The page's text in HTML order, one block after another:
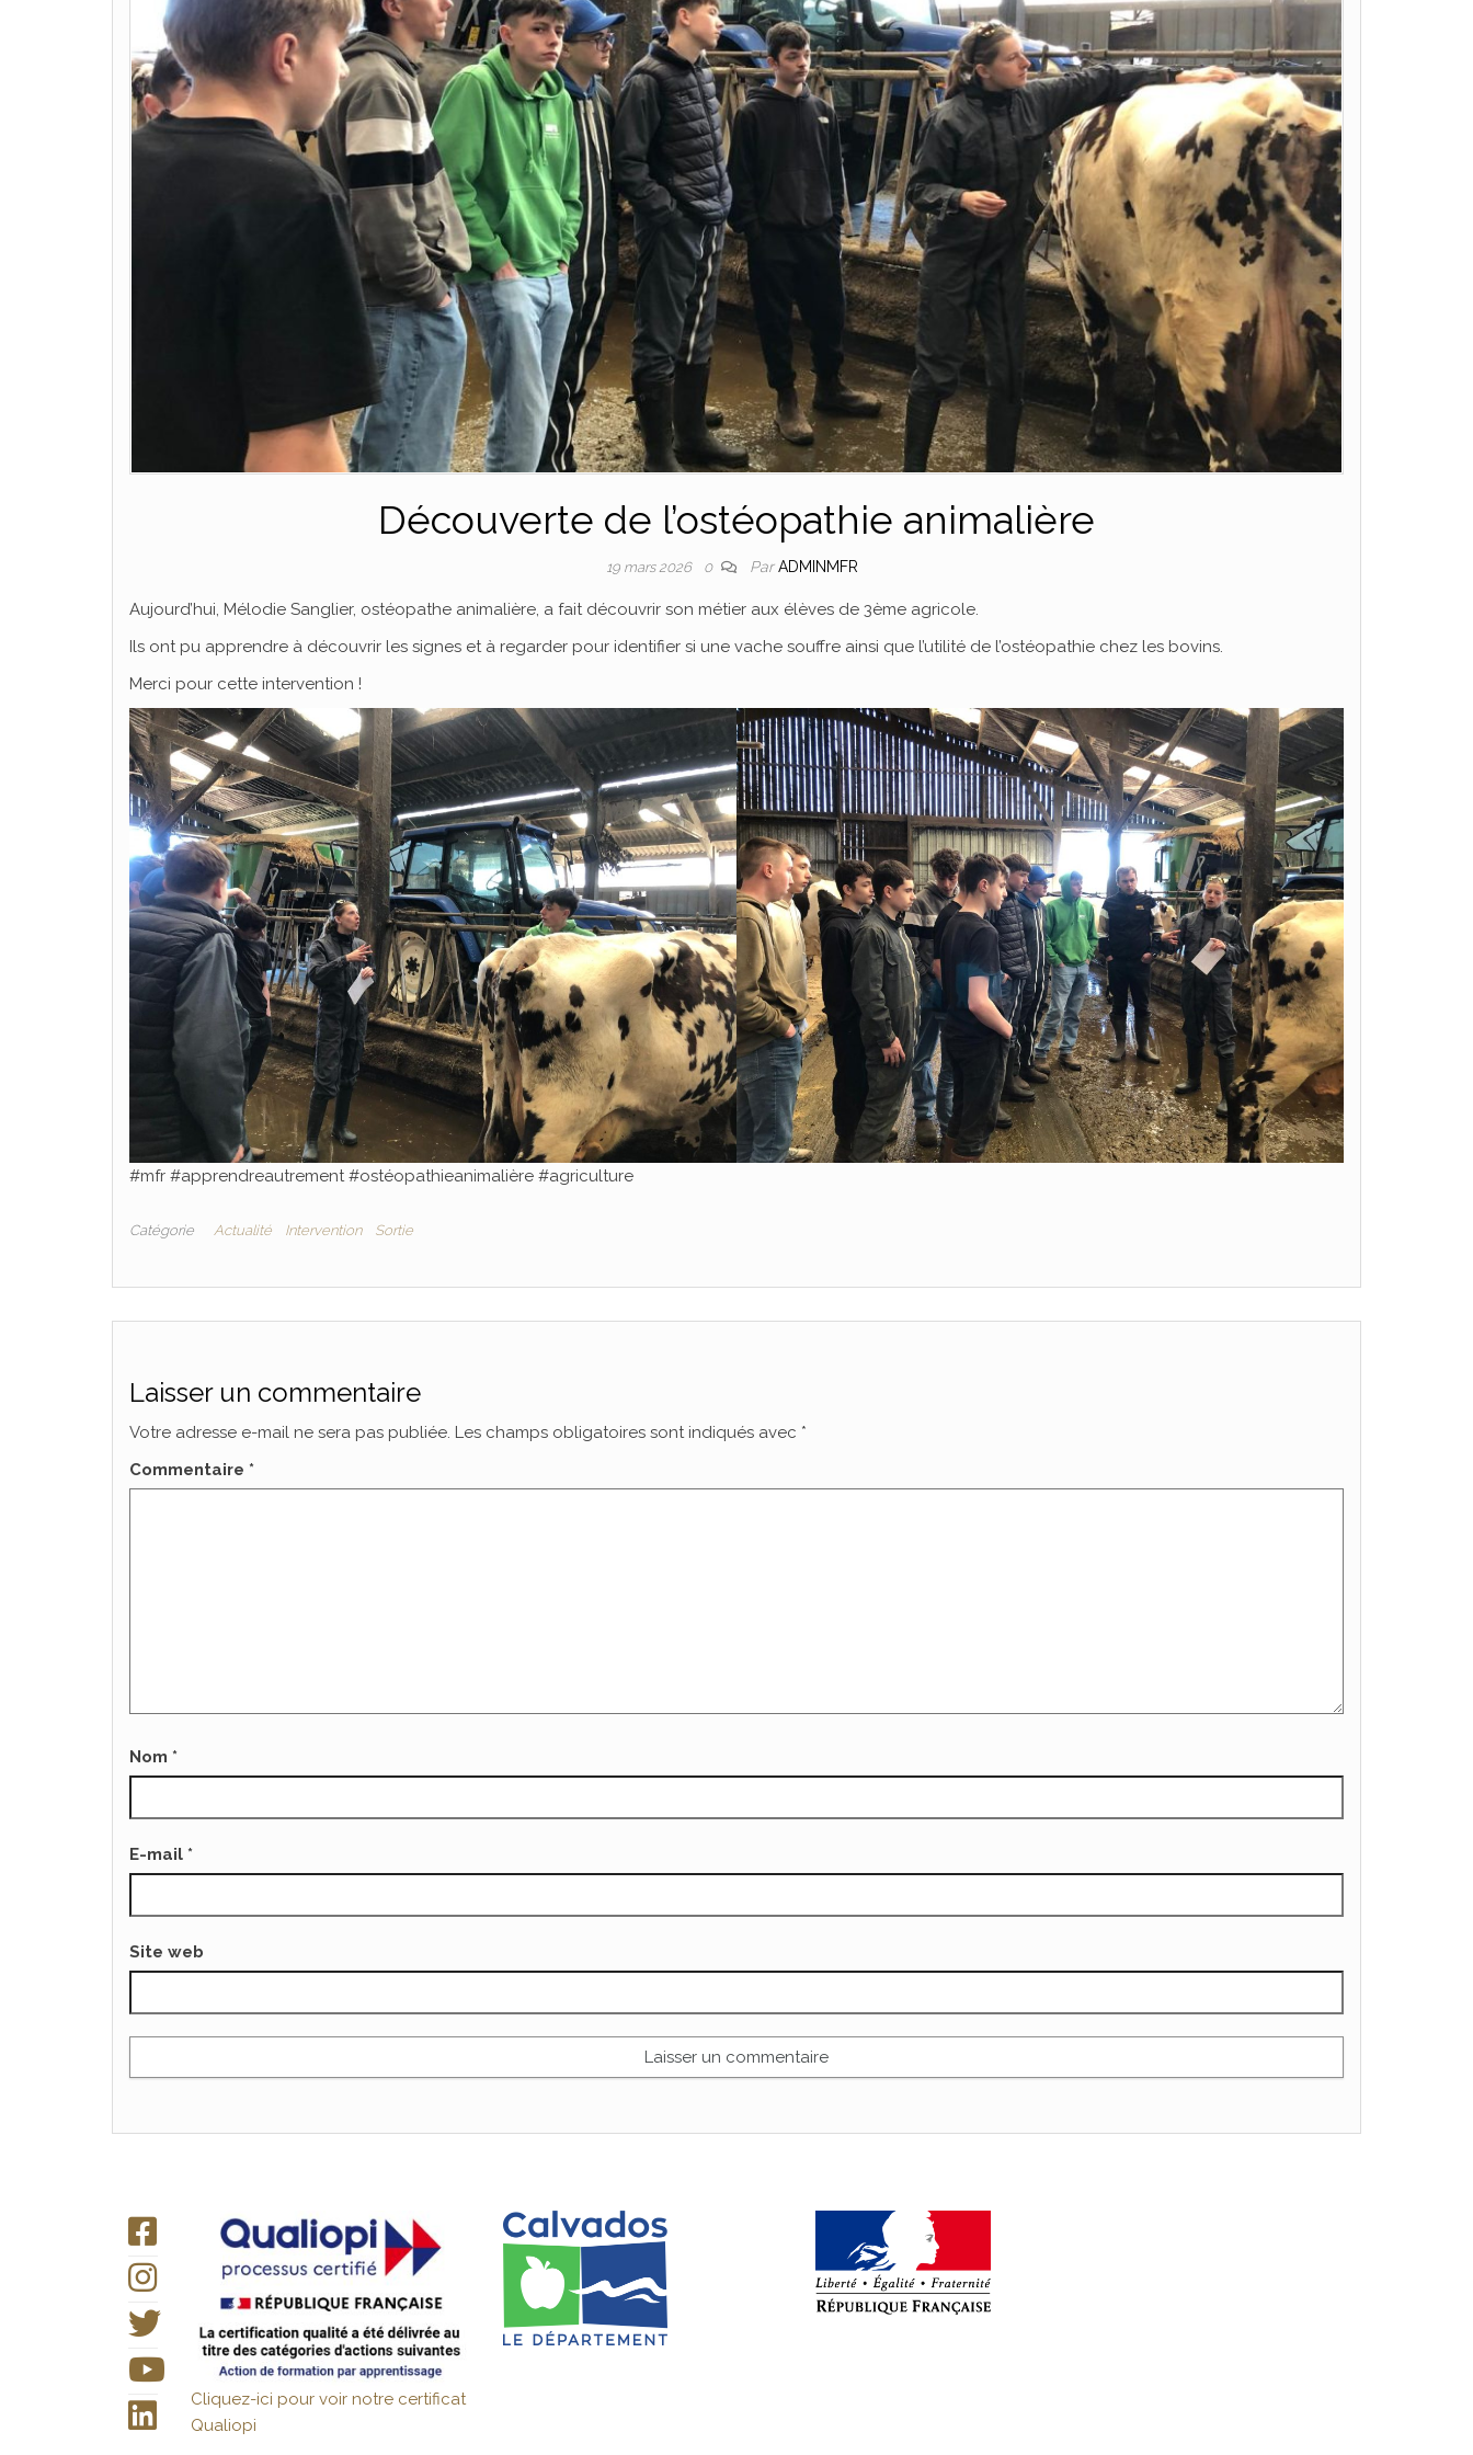
Découverte de l’ostéopathie animalière
19 mars 2026 0 ParADMINMFR
Aujourd’hui, Mélodie Sanglier, ostéopathe animalière, a fait découvrir son métier aux élèves de 3ème agricole.
Ils ont pu apprendre à découvrir les signes et à regarder pour identifier si une vache souffre ainsi que l’utilité de l’ostéopathie chez les bovins.
Merci pour cette intervention !
#mfr #apprendreautrement #ostéopathieanimalière #agriculture
Catégorie Actualité Intervention Sortie
Laisser un commentaire
Votre adresse e-mail ne sera pas publiée. Les champs obligatoires sont indiqués avec *
Commentaire *
Nom *
E-mail *
Site web
Cliquez-ici pour voir notre certificat
Qualiopi